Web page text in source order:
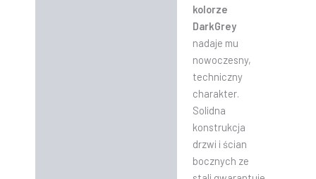
kolorze
DarkGrey
nadaje mu
nowoczesny,
techniczny
charakter.
Solidna
konstrukcja
drzwi i ścian
bocznych ze